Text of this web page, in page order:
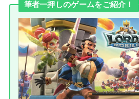
筆者一押しのゲームをご紹介！